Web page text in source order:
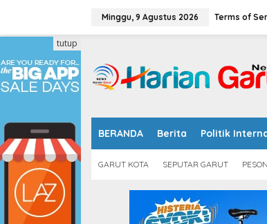
i
k
e
n
t
e
Minggu, 9 Agustus 2026 Terms of
BERANDA Berita Politik
GARUT KOTA SEPUTAR GARUT
tutup